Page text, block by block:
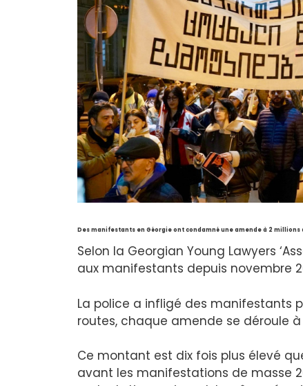
Des manifestants en Géorgie ont condamné une amende à 2 millions
Selon la Georgian Young Lawyers
aux manifestants depuis novembre
La police a infligé des manifestants
routes, chaque amende se déroule à
Ce montant est dix fois plus élevé
avant les manifestations de masse